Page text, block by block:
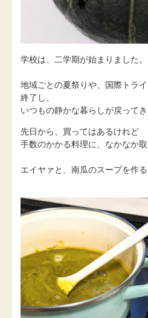
学校は、二学期が始まりました。
地域ごとの夏祭りや、国際トラ
終了し、
いつもの静かな暮らしが戻ってき
先日から、買ってはあるけれど
手数のかかる料理に、なかなか
エイヤァと、南瓜のスープを作る